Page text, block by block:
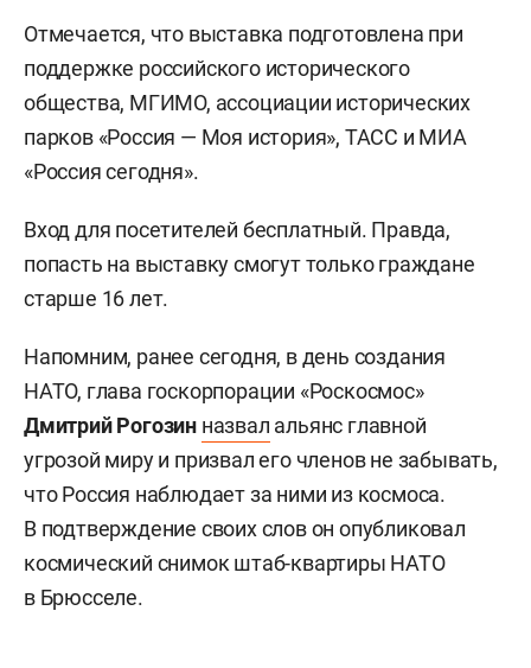
Отмечается, что выставка подготовлена при
поддержке российского исторического
общества, МГИМО, ассоциации исторических
парков «Россия — Моя история», ТАСС и МИА
«Россия сегодня».
Вход для посетителей бесплатный. Правда,
попасть на выставку смогут только граждане
старше 16 лет.
Напомним, ранее сегодня, в день создания
НАТО, глава госкорпорации «Роскосмос»
Дмитрий Рогозин назвал альянс главной
угрозой миру и призвал его членов не забывать,
что Россия наблюдает за ними из космоса.
В подтверждение своих слов он опубликовал
космический снимок штаб-квартиры НАТО
в Брюсселе.